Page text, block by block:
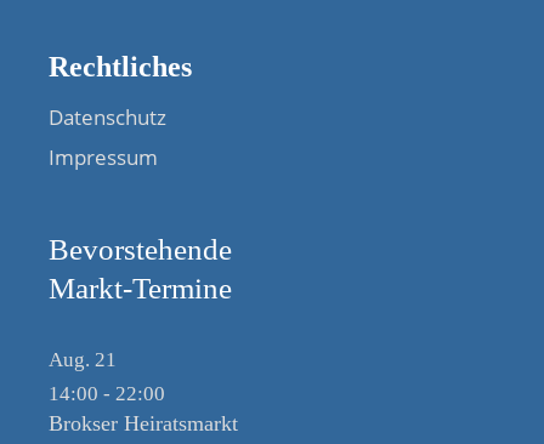
Rechtliches
Datenschutz
Impressum
Bevorstehende
Markt-Termine
Aug. 21
14:00 - 22:00
Brokser Heiratsmarkt